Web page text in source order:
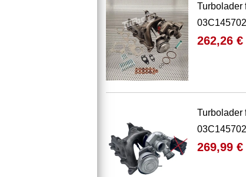
Turbolader
262,26 €
Turbolader
269,99 €